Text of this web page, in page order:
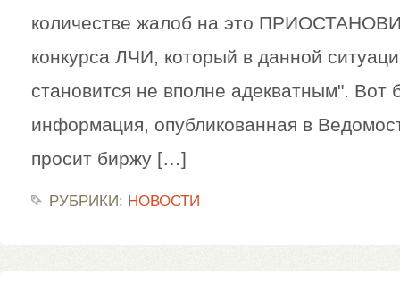
количестве жалоб на это
конкурса ЛЧИ, который в данной
становится не вполне адекватным". Вот
информация, опубликованная в
просит биржу […]
РУБРИКИ: НОВОСТИ